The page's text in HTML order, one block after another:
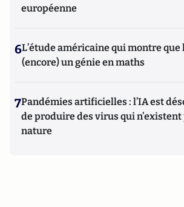
européenne
6L’étude américaine qui montre que
(encore) un génie en maths
7Pandémies artificielles : l’IA est
de produire des virus qui n’existent
nature